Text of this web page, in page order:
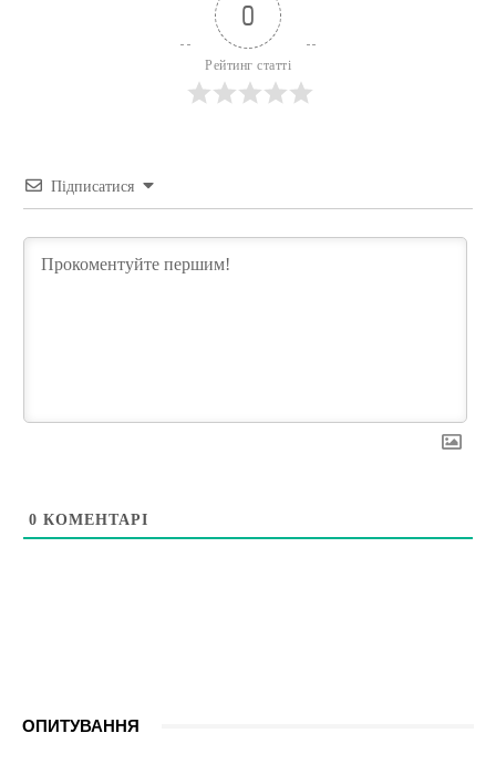
0
Рейтинг статті
Підписатися
0 КОМЕНТАРІ
ОПИТУВАННЯ